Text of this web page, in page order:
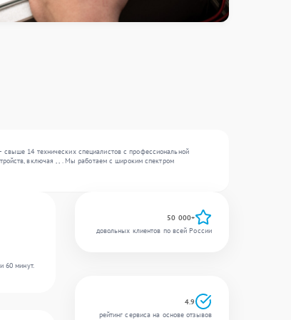
14 технических специалистов с профессиональной
включая , , . Мы работаем с широким спектром
60 минут.
50 000+
довольных клиентов по всей России
4.9
рейтинг сервиса на основе отзывов